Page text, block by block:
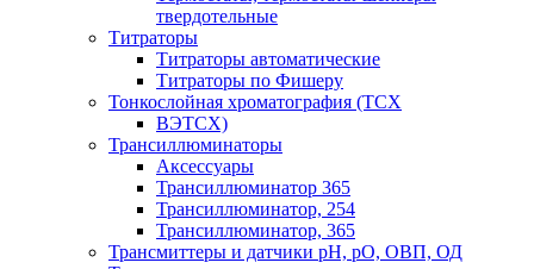
твердотельные
Титраторы
Титраторы автоматические
Титраторы по Фишеру
Тонкослойная хроматография (ТСХ
ВЭТСХ)
Трансиллюминаторы
Аксессуары
Трансиллюминатор 365
Трансиллюминатор, 254
Трансиллюминатор, 365
Трансмиттеры и датчики рН, рО, ОВП, ОД